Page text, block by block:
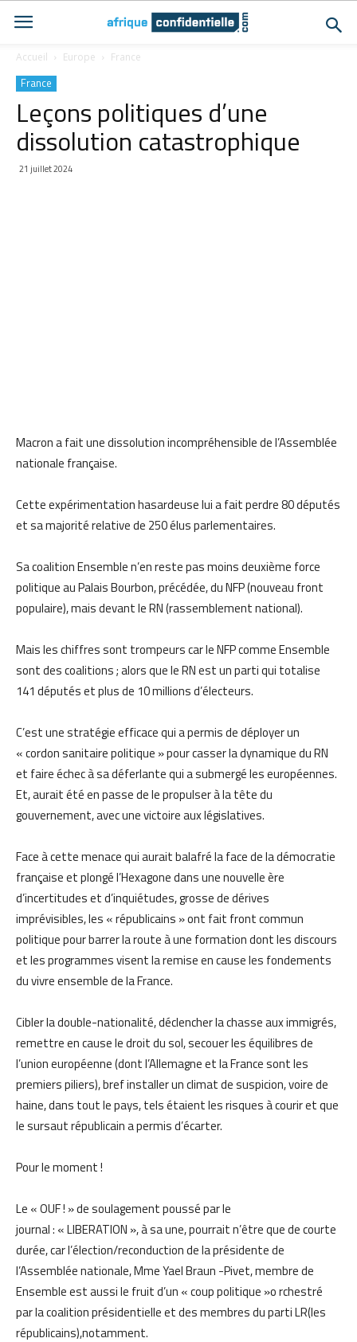
Accueil Europe France
France
Leçons politiques d’une
dissolution catastrophique
21 juillet 2024
Macron a fait une dissolution incompréhensible de l’Assemblée
nationale française.
Cette expérimentation hasardeuse lui a fait perdre 80 députés
et sa majorité relative de 250 élus parlementaires.
Sa coalition Ensemble n’en reste pas moins deuxième force
politique au Palais Bourbon, précédée, du NFP (nouveau front
populaire), mais devant le RN (rassemblement national).
Mais les chiffres sont trompeurs car le NFP comme Ensemble
sont des coalitions ; alors que le RN est un parti qui totalise
141 députés et plus de 10 millions d’électeurs.
C’est une stratégie efficace qui a permis de déployer un
« cordon sanitaire politique » pour casser la dynamique du RN
et faire échec à sa déferlante qui a submergé les européennes.
Et, aurait été en passe de le propulser à la tête du
gouvernement, avec une victoire aux législatives.
Face à cette menace qui aurait balafré la face de la démocratie
française et plongé l’Hexagone dans une nouvelle ère
d’incertitudes et d’inquiétudes, grosse de dérives
imprévisibles, les « républicains » ont fait front commun
politique pour barrer la route à une formation dont les discours
et les programmes visent la remise en cause les fondements
du vivre ensemble de la France.
Cibler la double-nationalité, déclencher la chasse aux immigrés,
remettre en cause le droit du sol, secouer les équilibres de
l’union européenne (dont l’Allemagne et la France sont les
premiers piliers), bref installer un climat de suspicion, voire de
haine, dans tout le pays, tels étaient les risques à courir et que
le sursaut républicain a permis d’écarter.
Pour le moment !
Le « OUF ! » de soulagement poussé par le
journal : « LIBERATION », à sa une, pourrait n’être que de courte
durée, car l’élection/reconduction de la présidente de
l’Assemblée nationale, Mme Yael Braun -Pivet, membre de
Ensemble est aussi le fruit d’un « coup politique »o rchestré
par la coalition présidentielle et des membres du parti LR(les
républicains),notamment.